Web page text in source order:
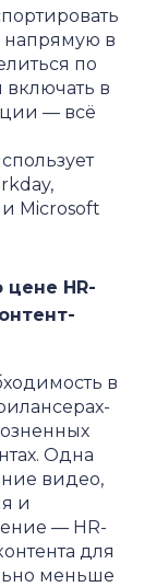
напрямую в
по
включать в
— всё
и Microsoft
HR-
в
Одна
видео,
и
— HR-
для
меньше